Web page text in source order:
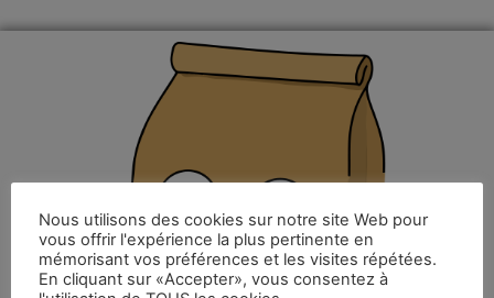
Nous utilisons des cookies sur notre site Web pour
vous offrir l'expérience la plus pertinente en
mémorisant vos préférences et les visites répétées.
En cliquant sur «Accepter», vous consentez à